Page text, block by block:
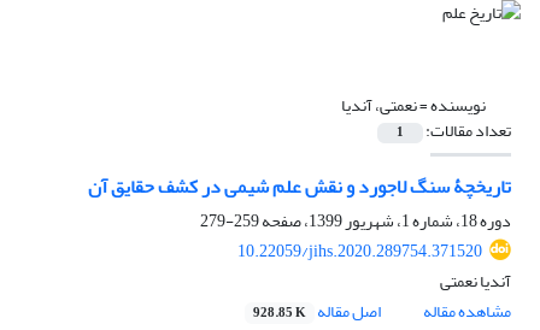
نویسنده =نعمتی، آندیا
تعداد مقالات: 1
تاریخچۀ سنگ لاجورد و نقش علم شیمی در کشف حقایق آن
دوره 18، شماره 1، شهریور 1399، صفحه
259-279
10.22059/jihs.2020.289754.371520
آندیا نعمتی
مشاهده مقاله
اصل مقاله 928.85 K